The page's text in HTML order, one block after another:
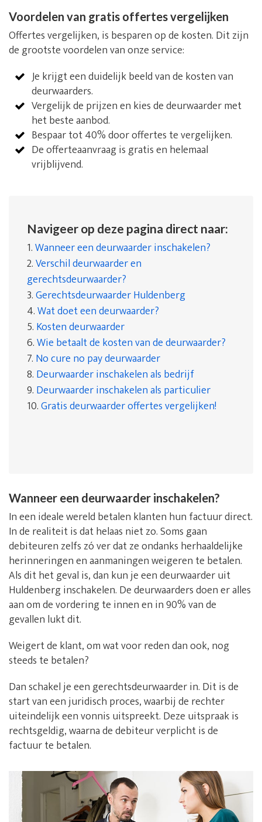
Voordelen van gratis offertes vergelijken
Offertes vergelijken, is besparen op de kosten. Dit zijn
de grootste voordelen van onze service:
Je krijgt een duidelijk beeld van de kosten van
deurwaarders.
Vergelijk de prijzen en kies de deurwaarder met
het beste aanbod.
Bespaar tot 40% door offertes te vergelijken.
De offerteaanvraag is gratis en helemaal
vrijblijvend.
Navigeer op deze pagina direct naar:
1.Wanneer een deurwaarder inschakelen?
2.Verschil deurwaarder en
gerechtsdeurwaarder?
3.Gerechtsdeurwaarder Huldenberg
4.Wat doet een deurwaarder?
5. Kosten deurwaarder
6.Wie betaalt de kosten van de deurwaarder?
7. No cure no pay deurwaarder
8. Deurwaarder inschakelen als bedrijf
9. Deurwaarder inschakelen als particulier
10.Gratis deurwaarder offertes vergelijken!
Wanneer een deurwaarder inschakelen?
In een ideale wereld betalen klanten hun factuur direct.
In de realiteit is dat helaas niet zo. Soms gaan
debiteuren zelfs zó ver dat ze ondanks herhaaldelijke
herinneringen en aanmaningen weigeren te betalen.
Als dit het geval is, dan kun je een deurwaarder uit
Huldenberg inschakelen. De deurwaarders doen er alles
aan om de vordering te innen en in 90% van de
gevallen lukt dit.
Weigert de klant, om wat voor reden dan ook, nog
steeds te betalen?
Dan schakel je een gerechtsdeurwaarder in. Dit is de
start van een juridisch proces, waarbij de rechter
uiteindelijk een vonnis uitspreekt. Deze uitspraak is
rechtsgeldig, waarna de debiteur verplicht is de
factuur te betalen.